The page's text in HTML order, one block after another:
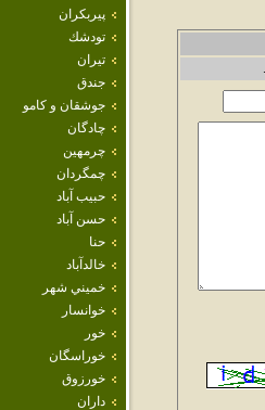
پيربكران
تودشك
تيران
جندق
جوشقان و كامو
چادگان
چرمهين
چمگردان
حبيب آباد
حسن آباد
حنا
خالدآباد
خميني شهر
خوانسار
خور
خوراسگان
خورزوق
داران